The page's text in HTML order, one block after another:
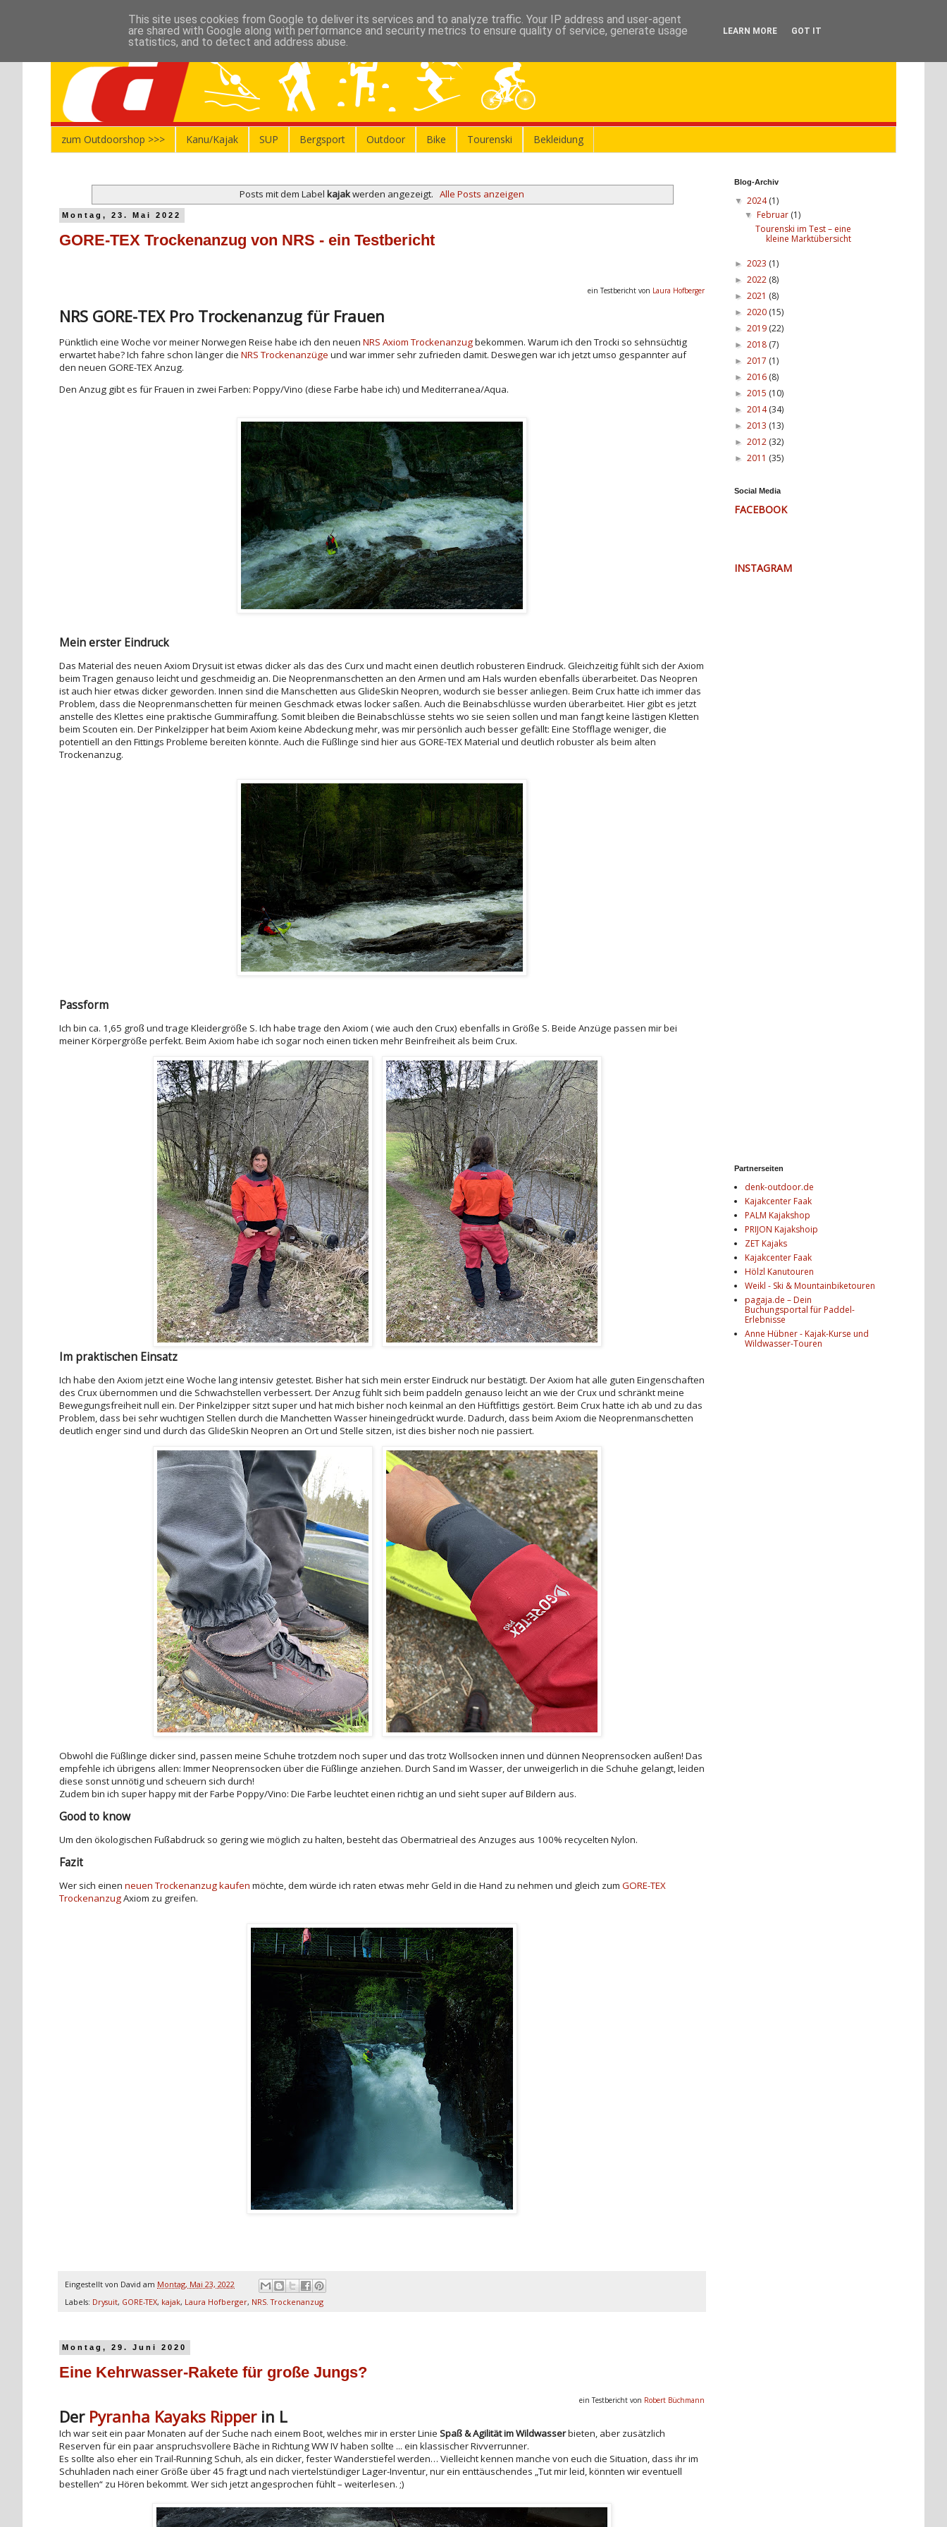
zum Outdoorshop >>> Kanu/Kajak SUP Bergsport Outdoor Bike Tourenski Bekleidung
Posts mit dem Labelkajakwerden angezeigt. Alle Posts anzeigen
Montag, 23. Mai 2022
GORE-TEX Trockenanzug von NRS - ein Testbericht
ein Testbericht von Laura Hofberger
NRS GORE-TEX Pro Trockenanzug für Frauen
Pünktlich eine Woche vor meiner Norwegen Reise habe ich den neuen NRS Axiom Trockenanzugbekommen. Warum ich den Trocki so sehnsüchtig
erwartet habe? Ich fahre schon länger die NRS Trockenanzüge und war immer sehr zufrieden damit. Deswegen war ich jetzt umso gespannter auf
den neuen GORE-TEX Anzug.
Den Anzug gibt es für Frauen in zwei Farben: Poppy/Vino (diese Farbe habe ich) und Mediterranea/Aqua.
Mein erster Eindruck
Das Material des neuen Axiom Drysuit ist etwas dicker als das des Curx und macht einen deutlich robusteren Eindruck. Gleichzeitig fühlt sich der Axiom
beim Tragen genauso leicht und geschmeidig an. Die Neoprenmanschetten an den Armen und am Hals wurden ebenfalls überarbeitet. Das Neopren
ist auch hier etwas dicker geworden. Innen sind die Manschetten aus GlideSkin Neopren, wodurch sie besser anliegen. Beim Crux hatte ich immer das
Problem, dass die Neoprenmanschetten für meinen Geschmack etwas locker saßen. Auch die Beinabschlüsse wurden überarbeitet. Hier gibt es jetzt
anstelle des Klettes eine praktische Gummiraffung. Somit bleiben die Beinabschlüsse stehts wo sie seien sollen und man fangt keine lästigen Kletten
beim Scouten ein. Der Pinkelzipper hat beim Axiom keine Abdeckung mehr, was mir persönlich auch besser gefällt: Eine Stofflage weniger, die
potentiell an den Fittings Probleme bereiten könnte. Auch die Füßlinge sind hier aus GORE-TEX Material und deutlich robuster als beim alten
Trockenanzug.
Passform
Ich bin ca. 1,65 groß und trage Kleidergröße S. Ich habe trage den Axiom ( wie auch den Crux) ebenfalls in Größe S. Beide Anzüge passen mir bei
meiner Körpergröße perfekt. Beim Axiom habe ich sogar noch einen ticken mehr Beinfreiheit als beim Crux.
Im praktischen Einsatz
Ich habe den Axiom jetzt eine Woche lang intensiv getestet. Bisher hat sich mein erster Eindruck nur bestätigt. Der Axiom hat alle guten Eingenschaften
des Crux übernommen und die Schwachstellen verbessert. Der Anzug fühlt sich beim paddeln genauso leicht an wie der Crux und schränkt meine
Bewegungsfreiheit null ein. Der Pinkelzipper sitzt super und hat mich bisher noch keinmal an den Hüftfittigs gestört. Beim Crux hatte ich ab und zu das
Problem, dass bei sehr wuchtigen Stellen durch die Manchetten Wasser hineingedrückt wurde. Dadurch, dass beim Axiom die Neoprenmanschetten
deutlich enger sind und durch das GlideSkin Neopren an Ort und Stelle sitzen, ist dies bisher noch nie passiert.
Obwohl die Füßlinge dicker sind, passen meine Schuhe trotzdem noch super und das trotz Wollsocken innen und dünnen Neoprensocken außen! Das
empfehle ich übrigens allen: Immer Neoprensocken über die Füßlinge anziehen. Durch Sand im Wasser, der unweigerlich in die Schuhe gelangt, leiden
diese sonst unnötig und scheuern sich durch!
Zudem bin ich super happy mit der Farbe Poppy/Vino: Die Farbe leuchtet einen richtig an und sieht super auf Bildern aus.
Good to know
Um den ökologischen Fußabdruck so gering wie möglich zu halten, besteht das Obermatrieal des Anzuges aus 100% recycelten Nylon.
Fazit
Wer sich einen neuen Trockenanzug kaufen möchte, dem würde ich raten etwas mehr Geld in die Hand zu nehmen und gleich zum GORE-TEX
TrockenanzugAxiom zu greifen.
Eingestellt von David am Montag, Mai 23, 2022
Labels: Drysuit, GORE-TEX, kajak, Laura Hofberger, NRS. Trockenanzug
Montag, 29. Juni 2020
Eine Kehrwasser-Rakete für große Jungs?
ein Testbericht von Robert Büchmann
Der Pyranha Kayaks Ripperin L
Ich war seit ein paar Monaten auf der Suche nach einem Boot, welches mir in erster Linie Spaß & Agilität im Wildwasserbieten, aber zusätzlich
Reserven für ein paar anspruchsvollere Bäche in Richtung WW IV haben sollte ... ein klassischer Rivverrunner.
Es sollte also eher ein Trail-Running Schuh, als ein dicker, fester Wanderstiefel werden… Vielleicht kennen manche von euch die Situation, dass ihr im
Schuhladen nach einer Größe über 45 fragt und nach viertelstündiger Lager-Inventur, nur ein enttäuschendes „Tut mir leid, könnten wir eventuell
bestellen“ zu Hören bekommt. Wer sich jetzt angesprochen fühlt – weiterlesen. ;)
Blog-Archiv
▼ 2024(1)
▼Februar (1)
Tourenski im Test – eine
kleine Marktübersicht
► 2023 (1)
► 2022 (8)
► 2021 (8)
► 2020 (15)
► 2019 (22)
► 2018 (7)
► 2017 (1)
► 2016 (8)
► 2015 (10)
► 2014(34)
► 2013 (13)
► 2012 (32)
► 2011 (35)
Social Media
FACEBOOK
INSTAGRAM
Partnerseiten
denk-outdoor.de
Kajakcenter Faak
PALM Kajakshop
PRIJON Kajakshoip
ZET Kajaks
Kajakcenter Faak
Hölzl Kanutouren
Weikl - Ski & Mountainbiketouren
pagaja.de – Dein
Buchungsportal für Paddel-
Erlebnisse
Anne Hübner - Kajak-Kurse und
Wildwasser-Touren
This site uses cookies from Google to deliver its services and to analyze traffic. Your IP address and user-agent
are shared with Google along with performance and security metrics to ensure quality of service, generate usage
statistics, and to detect and address abuse.
LEARN MORE GOT IT